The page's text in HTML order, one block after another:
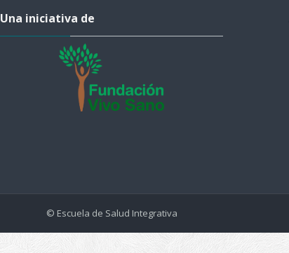
Una iniciativa de
© Escuela de Salud Integrativa